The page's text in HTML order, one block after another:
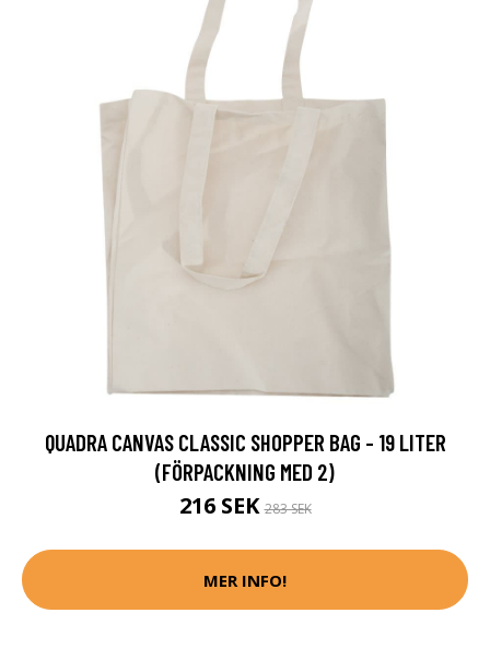
QUADRA CANVAS CLASSIC SHOPPER BAG - 19 LITER
(FÖRPACKNING MED 2)
216 SEK283 SEK
MER INFO!